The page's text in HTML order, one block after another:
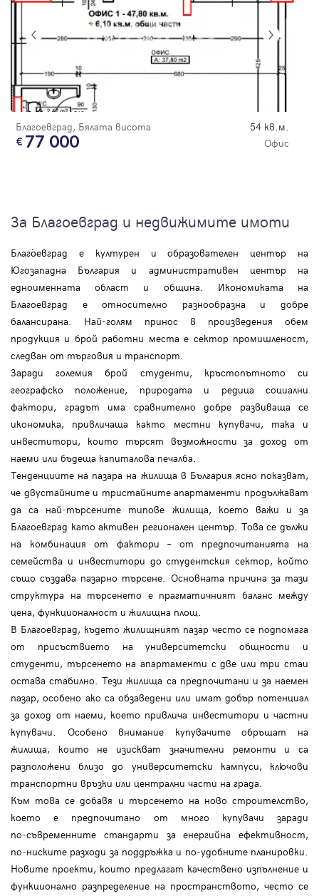
Благоевград, Бялата висота 54 кв.м.
77 000 Офис
За Благоевград и недвижимите имоти
Благо̀евград е културен и образователен център на
Югозападна България и административен център на
едноименната област и община. Икономиката на
Благоевград е относително разнообразна и добре
балансирана. Най-голям принос в произведения обем
продукция и брой работни места е сектор промишленост,
следван от търговия и транспорт.
Заради големия брой студенти, кръстопътното си
географско положение, природата и редица социални
фактори, градът има сравнително добре развиваща се
икономика, привличаща както местни купувачи, така и
инвеститори, които търсят възможности за доход от
наеми или бъдеща капиталова печалба.
Tенденциите на пазара на жилища в България ясно показват,
че двустайните и тристайните апартаменти продължават
да са най‑търсените типове жилища, което важи и за
Благоевград като активен регионален център. Това се дължи
на комбинация от фактори – от предпочитанията на
семейства и инвеститори до студентския сектор, който
също създава пазарно търсене. Основната причина за тази
структура на търсенето е прагматичният баланс между
цена, функционалност и жилищна площ.
В Благоевград, където жилищният пазар често се подпомага
от присъствието на университетски общности и
студенти, търсенето на апартаменти с две или три стаи
остава стабилно. Тези жилища са предпочитани и за наемен
пазар, особено ако са обзаведени или имат добър потенциал
за доход от наеми, което привлича инвеститори и частни
купувачи. Особено внимание купувачите обръщат на
жилища, които не изискват значителни ремонти и са
разположени близо до университетски кампуси, ключови
транспортни връзки или централни части на града.
Към това се добавя и търсенето на ново строителство,
което е предпочитано от много купувачи заради
по‑съвременните стандарти за енергийна ефективност,
по‑ниските разходи за поддръжка и по‑удобните планировки.
Новите проекти, които предлагат качествено изпълнение и
функционално разпределение на пространството, често се